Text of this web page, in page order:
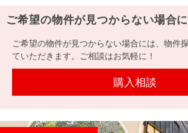
ンを
探す
一戸
建て
す
用
件を
定
談
売却
金額
経営ビジ
ョン
組織図
沿革
本社地
図
（電子ブ
提携企業にお勤めの方
ご希望の物件が見つからない場合
ご希望の物件が見つからない場合には、物件
ていただきます。ご相談はお気軽に！
購入相談